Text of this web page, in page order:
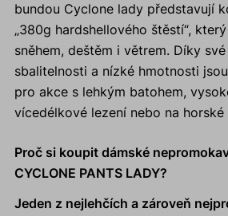
bundou Cyclone lady představují
„380g hardshellového štěstí“,
sněhem, deštěm i větrem. Díky
sbalitelnosti a nízké hmotnosti
pro akce s lehkým batohem,
vícedélkové lezení nebo na horské
Proč si koupit dámské
CYCLONE PANTS LADY?
Jeden z nejlehčích a zároveň